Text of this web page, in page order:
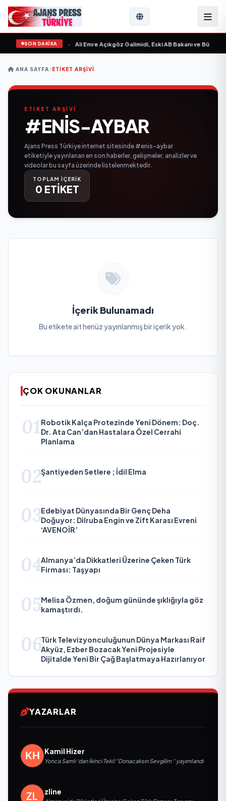
SON DAKİKA
“ yayımlandı Ali Emre Açıkgöz Galimidi, Eski AB Bakanı ve
ANA SAYFA/ETIKET ARŞIVI
ETİKET ARŞİVİ
#ENIS-AYBAR
Ajans Press Türkiye internet sitesinde #enis-aybar
etiketiyle yayınlanan en son haberler, gelişmeler, analizler ve
videolar bu sayfa üzerinde listelenmektedir.
TOPLAM İÇERİK
0 ETİKET
İçerik Bulunamadı
Bu etikete ait henüz yayınlanmış bir içerik yok.
ÇOK OKUNANLAR
01 Robotik Kalça Protezinde Yeni Dönem: Doç.
Dr. Ata Can’dan Hastalara Özel Cerrahi
Planlama
02Şantiyeden Setlere ; İdil Elma
03Edebiyat Dünyasında Bir Genç Deha
Doğuyor: Dilruba Engin ve Zift Karası Evreni
‘AVENOİR’
04Almanya’da Dikkatleri Üzerine Çeken Türk
Firması: Taşyapı
05Melisa Özmen, doğum gününde şıklığıyla göz
kamaştırdı.
06Türk Televizyonculuğunun Dünya Markası Raif
Akyüz, Ezber Bozacak Yeni Projesiyle
Dijitalde Yeni Bir Çağ Başlatmaya Hazırlanıyor
YAZARLAR
Kamil Hizer
Yonca Samlı ‘dan İkinci Tekli “Donacaksın Sevgilim “ yayımlandı
zline